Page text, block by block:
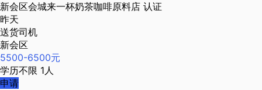
新会区会城来一杯奶茶咖啡原料店 认证
昨天
送货司机
新会区
5500-6500元
学历不限 1人
申请